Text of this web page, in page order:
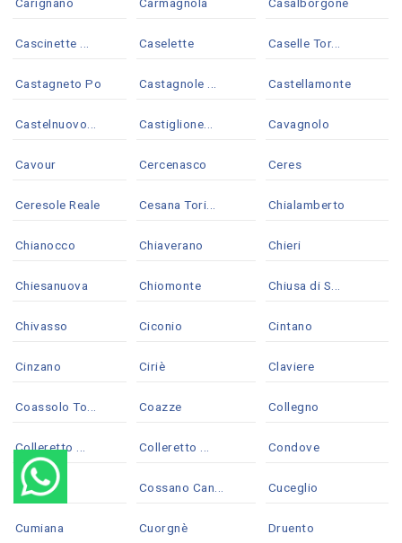
Cascinette ... Caselette Caselle Tor...
Castagneto Po Castagnole ... Castellamonte
Castelnuovo... Castiglione... Cavagnolo
Cavour Cercenasco Ceres
Ceresole Reale Cesana Tori... Chialamberto
Chianocco Chiaverano Chieri
Chiesanuova Chiomonte Chiusa di S...
Chivasso Ciconio Cintano
Cinzano Ciriè Claviere
Coassolo To... Coazze Collegno
Colleretto ... Colleretto ... Condove
Corio Cossano Can... Cuceglio
Cumiana Cuorgnè Druento